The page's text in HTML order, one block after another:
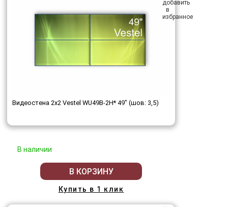
Видеостена 2x2 Vestel WU49B-2H* 49" (шов: 3,5)
В наличии
В КОРЗИНУ
Купить в 1 клик